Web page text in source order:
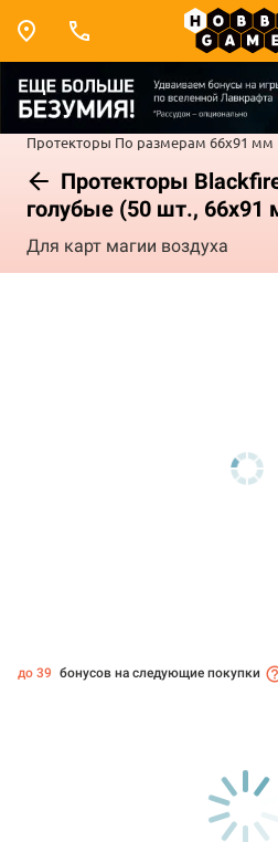
Протекторы По размерам 66x91 мм
Протекторы
голубые (50 шт., 66x91
Для карт магии воздуха
до 39 бонусов на следующие покупки